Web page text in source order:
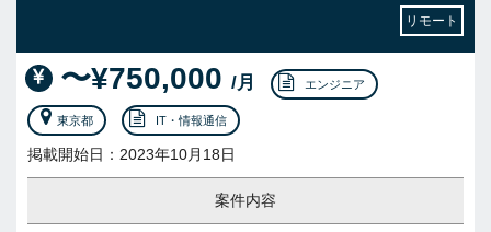
リモート
〜¥750,000 /月 エンジニア
東京都 IT・情報通信
掲載開始日：2023年10月18日
案件内容